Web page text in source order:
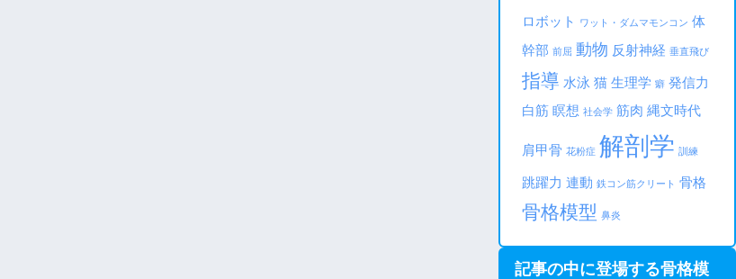
ロボット ワット・ダムマモンコン 体
幹部 前屈 動物 反射神経 垂直飛び
指導 水泳 猫 生理学 癖 発信力
白筋 瞑想 社会学 筋肉 縄文時代
肩甲骨 花粉症 解剖学 訓練
跳躍力 連動 鉄コン筋クリート 骨格
骨格模型 鼻炎
記事の中に登場する骨格模